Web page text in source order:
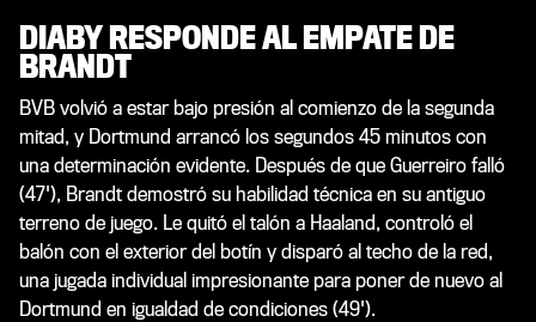
DIABY RESPONDE AL EMPATE DE
BRANDT
BVB volvió a estar bajo presión al comienzo de la segunda
mitad, y Dortmund arrancó los segundos 45 minutos con
una determinación evidente. Después de que Guerreiro falló
(47'), Brandt demostró su habilidad técnica en su antiguo
terreno de juego. Le quitó el talón a Haaland, controló el
balón con el exterior del botín y disparó al techo de la red,
una jugada individual impresionante para poner de nuevo al
Dortmund en igualdad de condiciones (49').